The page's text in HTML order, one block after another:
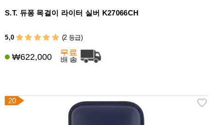
S.T. 듀퐁 목걸이 라이터 실버 K27066CH
5,0 (2 등급)
₩622,000
20